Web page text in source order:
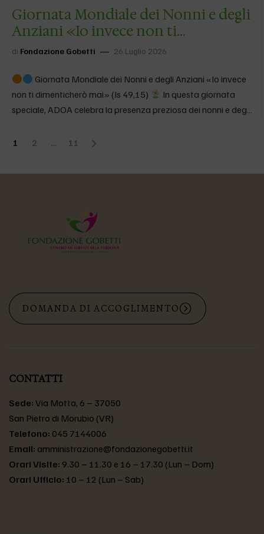
Giornata Mondiale dei Nonni e degli
Anziani «Io invece non ti
dimenticherò mai»…
di Fondazione Gobetti 26 Luglio 2026
Giornata Mondiale dei Nonni e degli Anziani «Io invece
non ti dimenticherò mai» (Is 49,15)
In questa giornata
speciale, ADOA celebra la presenza preziosa dei nonni e degli
continuano…
1 2 … 11
DOMANDA DI ACCOGLIMENTO
CONTATTI
Sede: Via Motta, 6 – 37050
San Pietro di Morubio (VR)
Telefono: 045 7144006
Email: amministrazione@fondazionegobetti.it
Orari Visite: 9.30 – 11.30 e 16 – 17.30 (Lun – Dom)
Orari Ufficio: 10 – 12 (Lun – Sab)